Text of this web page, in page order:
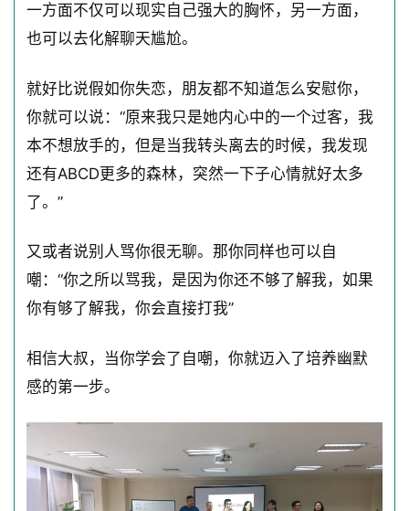
一方面不仅可以现实自己强大的胸怀，另一方面，
也可以去化解聊天尴尬。
就好比说假如你失恋，朋友都不知道怎么安慰你，
你就可以说：“原来我只是她内心中的一个过客，我
本不想放手的，但是当我转头离去的时候，我发现
还有ABCD更多的森林，突然一下子心情就好太多
了。”
又或者说别人骂你很无聊。那你同样也可以自
嘲：“你之所以骂我，是因为你还不够了解我，如果
你有够了解我，你会直接打我”
相信大叔，当你学会了自嘲，你就迈入了培养幽默
感的第一步。